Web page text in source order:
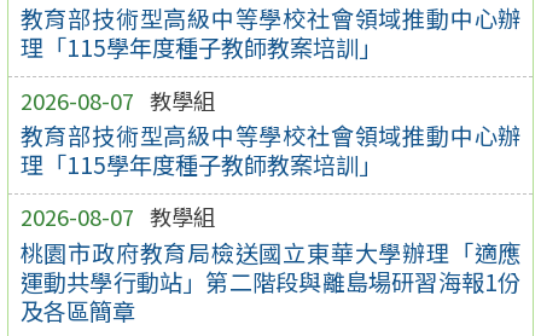
教育部技術型高級中等學校社會領域推動中心辦
理「115學年度種子教師教案培訓」
2026-08-07 教學組
教育部技術型高級中等學校社會領域推動中心辦
理「115學年度種子教師教案培訓」
2026-08-07 教學組
桃園市政府教育局檢送國立東華大學辦理「適應
運動共學行動站」第二階段與離島場研習海報1份
及各區簡章